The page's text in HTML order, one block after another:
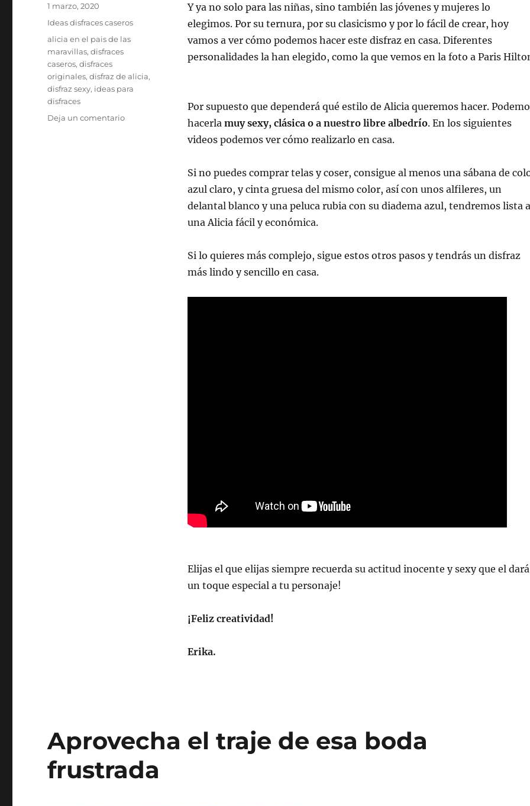
Y ya no solo para las niñas, sino también las jóvenes y mujeres lo
elegimos. Por su ternura, por su clasicismo y por lo fácil de crear, hoy
vamos a ver cómo podemos hacer este disfraz en casa. Diferentes
personalidades la han elegido, como la que vemos en la foto a Paris
Por supuesto que dependerá qué estilo de Alicia queremos hacer.
hacerla muy sexy, clásica o a nuestro libre albedrío. En los siguientes
videos podemos ver cómo realizarlo en casa.
Si no puedes comprar telas y coser, consigue al menos una sábana de
azul claro, y cinta gruesa del mismo color, así con unos alfileres, un
delantal blanco y una peluca rubia con su diadema azul, tendremos lista a
una Alicia fácil y económica.
Si lo quieres más complejo, sigue estos otros pasos y tendrás un disfraz
más lindo y sencillo en casa.
Elijas el que elijas siempre recuerda su actitud inocente y sexy que el dará
un toque especial a tu personaje!
¡Feliz creatividad!
Erika.
Publicado
el
1 marzo, 2020
Categorías
Ideas disfraces caseros
Etiquetas
alicia en el pais de las
maravillas,disfraces
caseros,disfraces
originales,disfraz de alicia,
disfraz sexy, ideas para
disfraces
Deja un comentarioen
Aprovecha el traje de esa boda
frustrada